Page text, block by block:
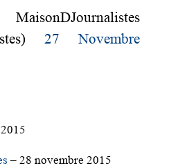
27 Novembre
– 28 novembre 2015